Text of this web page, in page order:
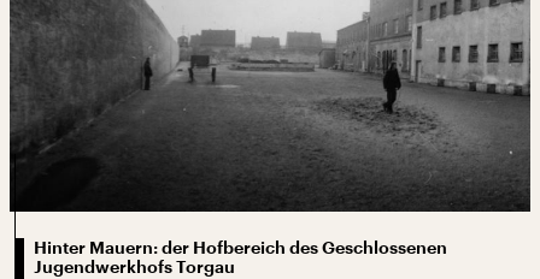
Hinter Mauern: der Hofbereich des Geschlossenen
Jugendwerkhofs Torgau